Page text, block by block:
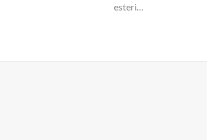
esteri…